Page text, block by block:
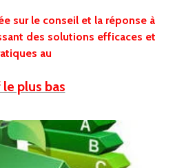
sur le conseil et la réponse à
des solutions efficaces et
au
plus bas